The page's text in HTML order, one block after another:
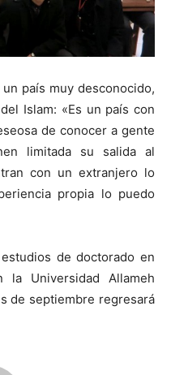
país muy desconocido,
Islam: «Es un país con
de conocer a gente
limitada su salida al
con un extranjero lo
propia lo puedo
de doctorado en
Universidad Allameh
de septiembre regresará